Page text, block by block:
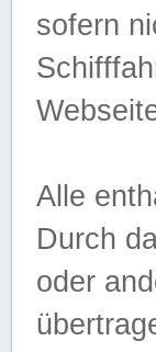
sofern
Alle
Durch
oder